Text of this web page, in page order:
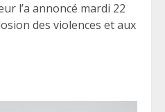
l’a annoncé mardi 22
des violences et aux